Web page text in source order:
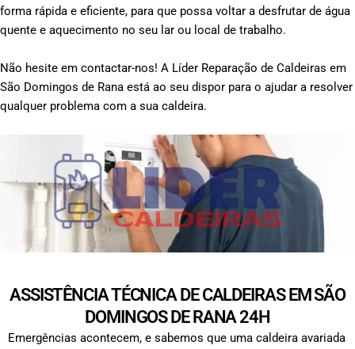
forma rápida e eficiente, para que possa voltar a desfrutar de água
quente e aquecimento no seu lar ou local de trabalho.
Não hesite em contactar-nos! A Líder Reparação de Caldeiras em
São Domingos de Rana está ao seu dispor para o ajudar a resolver
qualquer problema com a sua caldeira.
ASSISTÊNCIA TÉCNICA DE CALDEIRAS EM SÃO
DOMINGOS DE RANA 24H
Emergências acontecem, e sabemos que uma caldeira avariada